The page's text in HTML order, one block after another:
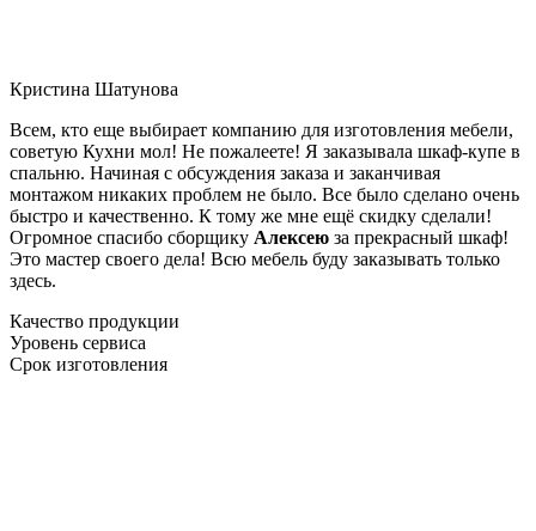
Кристина Шатунова
Всем, кто еще выбирает компанию для изготовления мебели,
советую Кухни мол! Не пожалеете! Я заказывала шкаф-купе в
спальню. Начиная с обсуждения заказа и заканчивая
монтажом никаких проблем не было. Все было сделано очень
быстро и качественно. К тому же мне ещё скидку сделали!
Огромное спасибо сборщику Алексею за прекрасный шкаф!
Это мастер своего дела! Всю мебель буду заказывать только
здесь.
Качество продукции
Уровень сервиса
Срок изготовления